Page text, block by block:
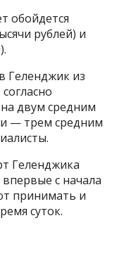
обойдется
рублей) и
Геленджик из
двум средним
— трем средним
Геленджика
с начала
принимать и
суток.